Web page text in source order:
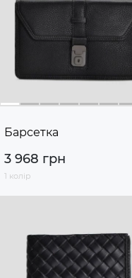
Барсетка
3 968 грн
1 колір